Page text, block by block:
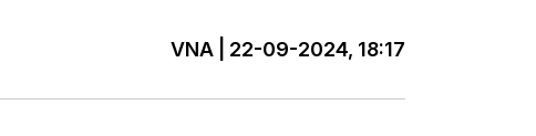
VNA | 22-09-2024, 18:17